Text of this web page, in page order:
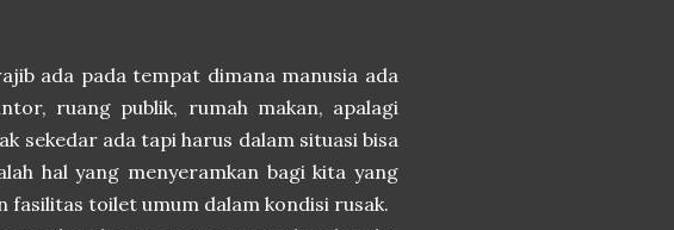
ada pada tempat dimana manusia ada
ruang publik, rumah makan, apalagi
sekedar ada tapi harus dalam situasi bisa
hal yang menyeramkan bagi kita yang
fasilitas toilet umum dalam kondisi rusak.